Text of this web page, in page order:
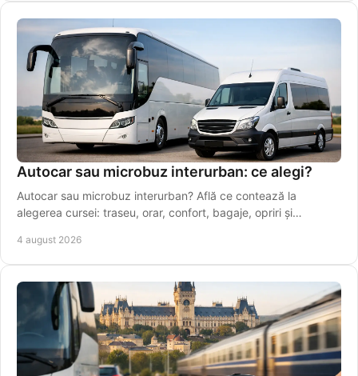
Autocar sau microbuz interurban: ce alegi?
Autocar sau microbuz interurban? Află ce contează la
alegerea cursei: traseu, orar, confort, bagaje, opriri și
4 august 2026